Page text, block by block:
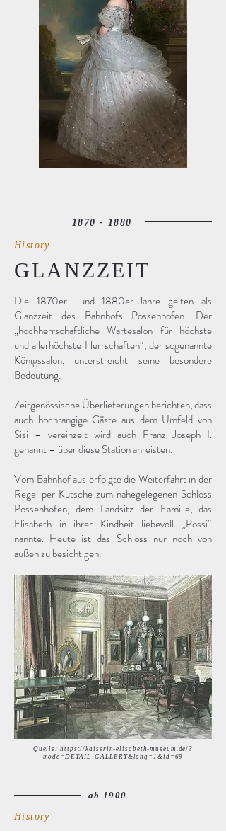
1870 - 1880
History
GLANZZEIT
Die 1870er- und 1880er-Jahre gelten als
Glanzzeit des Bahnhofs Possenhofen. Der
„hochherrschaftliche Wartesalon für höchste
und allerhöchste Herrschaften“, der sogenannte
Königssalon, unterstreicht seine besondere
Bedeutung.
Zeitgenössische Überlieferungen berichten, dass
auch hochrangige Gäste aus dem Umfeld von
Sisi – vereinzelt wird auch Franz Joseph I.
genannt – über diese Station anreisten.
Vom Bahnhof aus erfolgte die Weiterfahrt in der
Regel per Kutsche zum nahegelegenen Schloss
Possenhofen, dem Landsitz der Familie, das
Elisabeth in ihrer Kindheit liebevoll „Possi“
nannte. Heute ist das Schloss nur noch von
außen zu besichtigen.
Quelle: https://kaiserin-elisabeth-museum.de/?
mode=DETAIL_GALLERY&lang=1&id=69
ab 1900
History